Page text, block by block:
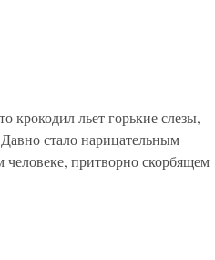
льет горькие слезы,
стало нарицательным
притворно скорбящем